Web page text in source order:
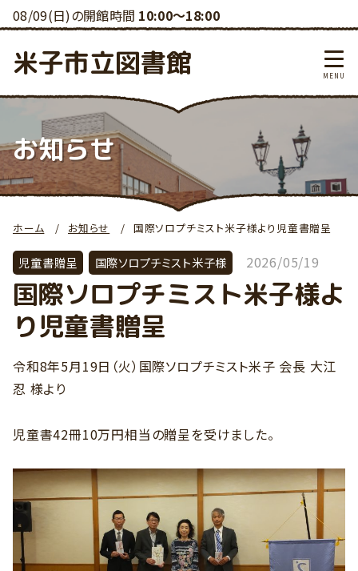
08/09(日)の開館時間 10:00～18:00
米子市立図書館
お知らせ
ホーム お知らせ 国際ソロプチミスト米子様より児童書贈呈
児童書贈呈 国際ソロプチミスト米子様 2026/05/19
国際ソロプチミスト米子様よ
り児童書贈呈
令和8年5月19日（火）国際ソロプチミスト米子 会長 大江
忍 様より
児童書42冊10万円相当の贈呈を受けました。